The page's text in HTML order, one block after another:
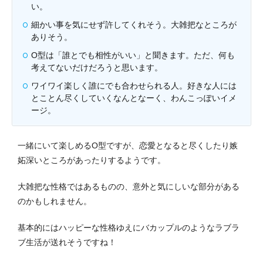
い。
細かい事を気にせず許してくれそう。大雑把なところが
ありそう。
O型は「誰とでも相性がいい」と聞きます。ただ、何も
考えてないだけだろうと思います。
ワイワイ楽しく誰にでも合わせられる人。好きな人には
とことん尽くしていくなんとなーく、わんこっぽいイメ
ージ。
一緒にいて楽しめるO型ですが、恋愛となると尽くしたり嫉
妬深いところがあったりするようです。
大雑把な性格ではあるものの、意外と気にしいな部分がある
のかもしれません。
基本的にはハッピーな性格ゆえにバカップルのようなラブラ
ブ生活が送れそうですね！